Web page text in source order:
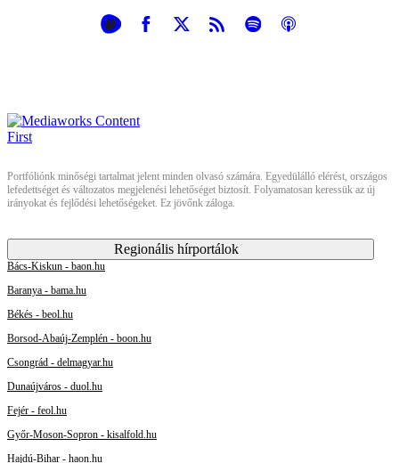
Portfóliónk minőségi tartalmat jelent minden olvasó számára. Egyedülálló elérést, országos
lefedettséget és változatos megjelenési lehetőséget biztosít. Folyamatosan keressük az új
irányokat és fejlődési lehetőségeket. Ez jövőnk záloga.
Regionális hírportálok
Bács-Kiskun - baon.hu
Baranya - bama.hu
Békés - beol.hu
Borsod-Abaúj-Zemplén - boon.hu
Csongrád - delmagyar.hu
Dunaújváros - duol.hu
Fejér - feol.hu
Győr-Moson-Sopron - kisalfold.hu
Hajdú-Bihar - haon.hu